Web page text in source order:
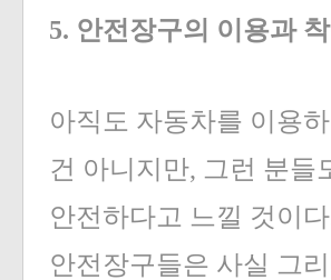
5. 안전장구의 이용과
아직도 자동차를 이용
건 아니지만, 그런 분들
안전하다고 느낄 것이
안전장구들은 사실 그